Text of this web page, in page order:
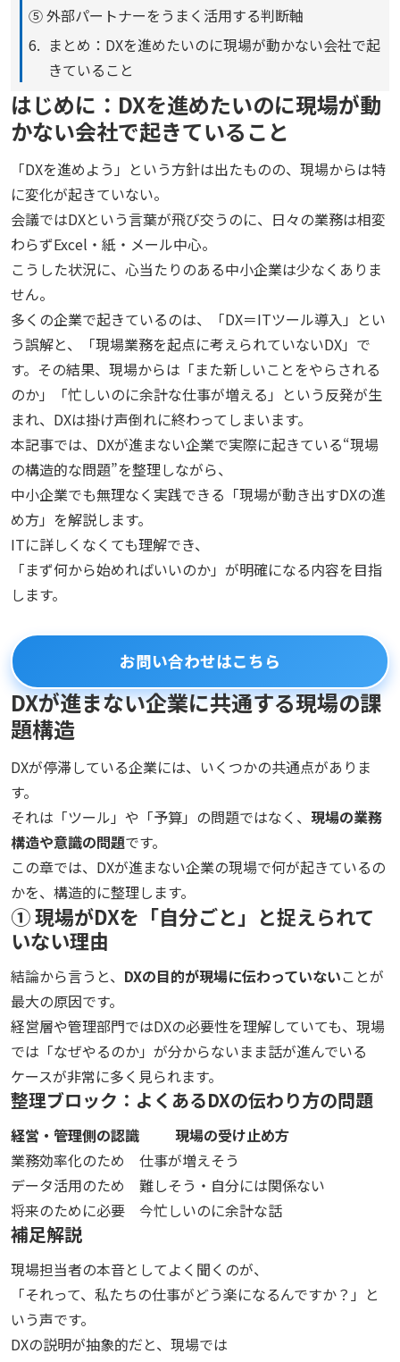
⑤ 外部パートナーをうまく活用する判断軸
まとめ：DXを進めたいのに現場が動かない会社で起
きていること
はじめに：DXを進めたいのに現場が動
かない会社で起きていること
「DXを進めよう」という方針は出たものの、現場からは特
に変化が起きていない。
会議ではDXという言葉が飛び交うのに、日々の業務は相変
わらずExcel・紙・メール中心。
こうした状況に、心当たりのある中小企業は少なくありま
せん。
多くの企業で起きているのは、「DX＝ITツール導入」とい
う誤解と、「現場業務を起点に考えられていないDX」で
す。その結果、現場からは「また新しいことをやらされる
のか」「忙しいのに余計な仕事が増える」という反発が生
まれ、DXは掛け声倒れに終わってしまいます。
本記事では、DXが進まない企業で実際に起きている“現場
の構造的な問題”を整理しながら、
中小企業でも無理なく実践できる「現場が動き出すDXの進
め方」を解説します。
ITに詳しくなくても理解でき、
「まず何から始めればいいのか」が明確になる内容を目指
します。
お問い合わせはこちら
DXが進まない企業に共通する現場の課
題構造
DXが停滞している企業には、いくつかの共通点がありま
す。
それは「ツール」や「予算」の問題ではなく、 現場の業務
構造や意識の問題です。
この章では、DXが進まない企業の現場で何が起きているの
かを、構造的に整理します。
① 現場がDXを「自分ごと」と捉えられて
いない理由
結論から言うと、 DXの目的が現場に伝わっていないことが
最大の原因です。
経営層や管理部門ではDXの必要性を理解していても、現場
では「なぜやるのか」が分からないまま話が進んでいる
ケースが非常に多く見られます。
整理ブロック：よくあるDXの伝わり方の問題
経営・管理側の認識
現場の受け止め方
業務効率化のため
仕事が増えそう
データ活用のため
難しそう・自分には関係ない
将来のために必要
今忙しいのに余計な話
補足解説
現場担当者の本音としてよく聞くのが、
「それって、私たちの仕事がどう楽になるんですか？」と
いう声です。
DXの説明が抽象的だと、現場では